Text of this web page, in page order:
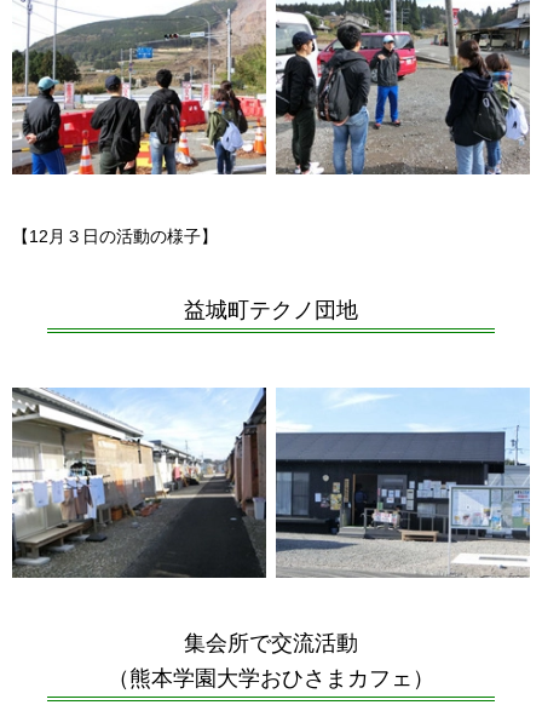
【12月３日の活動の様子】
益城町テクノ団地
集会所で交流活動
（熊本学園大学おひさまカフェ）